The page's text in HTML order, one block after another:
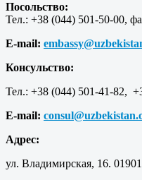
Посольство:
Тел.: +38 (044) 501-50-00,
E-mail:
Консульство:
Тел.: +38 (044) 501-41-82,
E-mail:
Адрес:
ул. Владимирская, 16.